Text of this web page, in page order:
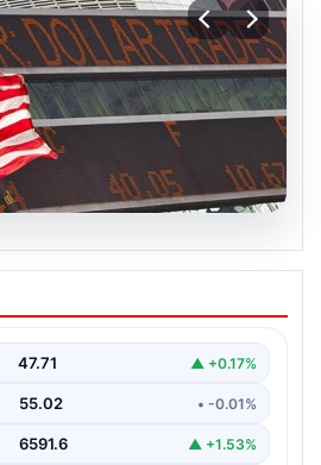
zaman açıklanacak?
belli oldu
47.71 ▲ +0.17%
55.02 • -0.01%
6591.6 ▲ +1.53%